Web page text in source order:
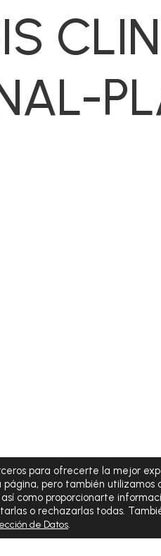
para ofrecerte la mejor
pero también utilizamos
como proporcionarte
o rechazarlas todas.
de Datos.